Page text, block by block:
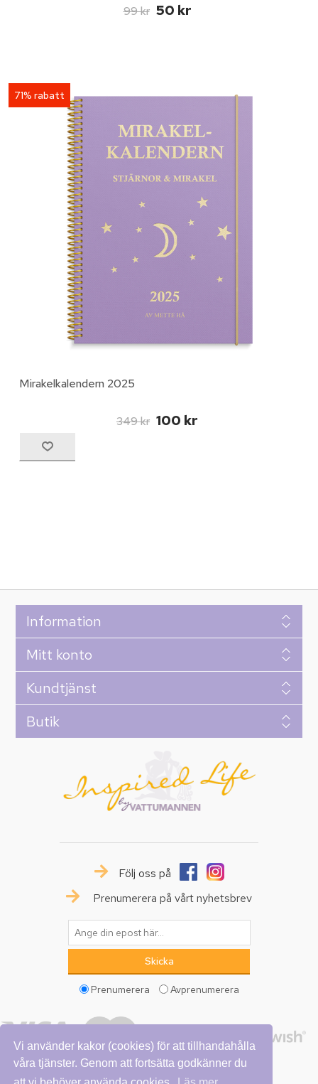
Vi använder kakor (cookies) för att tillhandahålla
våra tjänster. Genom att fortsätta godkänner du
99 kr 50 kr
71% rabatt
Mirakelkalendern 2025
349 kr 100 kr
Information
Mitt konto
Kundtjänst
Butik
Följ oss på
Prenumerera på vårt nyhetsbrev
Prenumerera Avprenumerera